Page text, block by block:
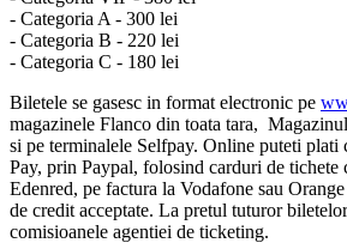
- Categoria A - 300 lei
- Categoria B - 220 lei
- Categoria C - 180 lei
Biletele se gasesc in format electronic pe
magazinele Flanco din toata tara,
si pe terminalele Selfpay. Online puteti
Pay, prin Paypal, folosind carduri de tichete
Edenred, pe factura la Vodafone sau
de credit acceptate. La pretul tuturor
comisioanele agentiei de ticketing.